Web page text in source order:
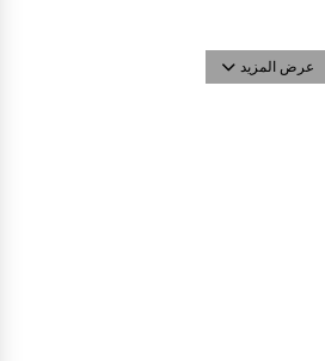
عرض المزيد